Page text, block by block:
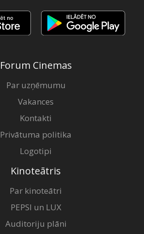
Forum Cinemas
Par uzņēmumu
Vakances
Kontakti
Privātuma politika
Logotipi
Kinoteātris
Par kinoteātri
PEPSI un LUX
Auditoriju plāni